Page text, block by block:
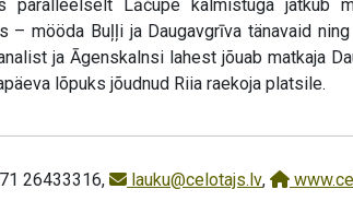
paralleelselt Lāčupe kalmistuga jätkub
– mööda Buļļi ja Daugavgrīva tänavaid
ja Āgenskalnsi lahest jõuab matkaja
lõpuks jõudnud Riia raekoja platsile.
26433316, lauku@celotajs.lv,